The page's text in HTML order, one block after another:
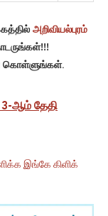
அறிவியல்புரம்
கொள்ளுங்கள்.
3-ஆம் தேதி
இங்கே கிளிக்